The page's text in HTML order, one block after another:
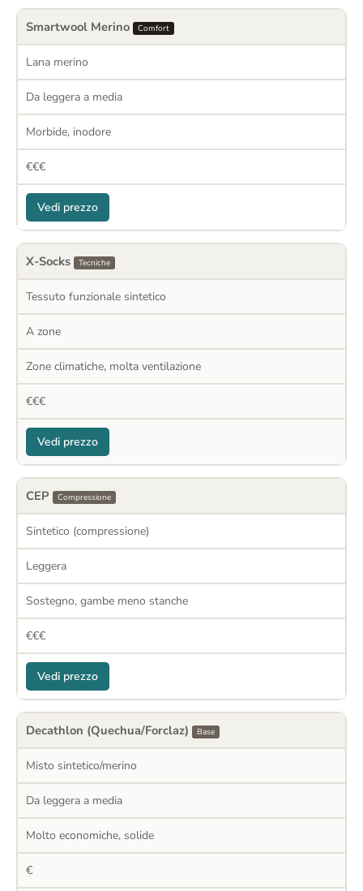
Smartwool Merino Comfort
Lana merino
Da leggera a media
Morbide, inodore
€€€
Vedi prezzo
X-Socks Tecniche
Tessuto funzionale sintetico
A zone
Zone climatiche, molta ventilazione
€€€
Vedi prezzo
CEP Compressione
Sintetico (compressione)
Leggera
Sostegno, gambe meno stanche
€€€
Vedi prezzo
Decathlon (Quechua/Forclaz) Base
Misto sintetico/merino
Da leggera a media
Molto economiche, solide
€